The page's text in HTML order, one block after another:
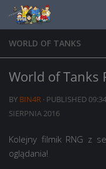
Skip to content
WORLD OF TANKS
World of Tanks
BY BIN4R · PUBLISHED
SIERPNIA 2016
Kolejny filmik RNG z
oglądania!